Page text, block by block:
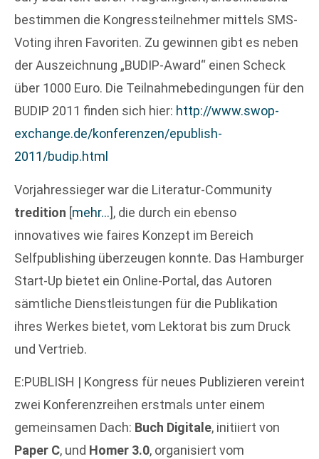
bestimmen die Kongressteilnehmer mittels SMS-
Voting ihren Favoriten. Zu gewinnen gibt es neben
der Auszeichnung „BUDIP-Award“ einen Scheck
über 1000 Euro. Die Teilnahmebedingungen für den
BUDIP 2011 finden sich hier: http://www.swop-
exchange.de/konferenzen/epublish-
2011/budip.html
Vorjahressieger war die Literatur-Community
tredition [mehr…], die durch ein ebenso
innovatives wie faires Konzept im Bereich
Selfpublishing überzeugen konnte. Das Hamburger
Start-Up bietet ein Online-Portal, das Autoren
sämtliche Dienstleistungen für die Publikation
ihres Werkes bietet, vom Lektorat bis zum Druck
und Vertrieb.
E:PUBLISH | Kongress für neues Publizieren vereint
zwei Konferenzreihen erstmals unter einem
gemeinsamen Dach: Buch Digitale, initiiert von
Paper C, und Homer 3.0, organisiert vom